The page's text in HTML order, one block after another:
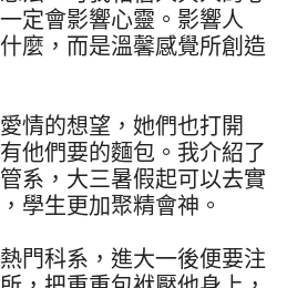
定會影響心靈。影響人
麼，而是溫馨感覺所創造
情的想望，她們也打開
他們要的麵包。我介紹了
系，大三暑假起可以去實
學生更加聚精會神。
門科系，進大一後便要注